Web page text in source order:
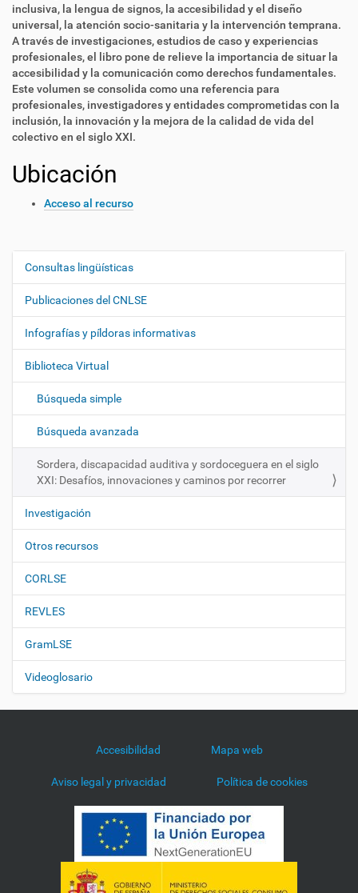
inclusiva, la lengua de signos, la accesibilidad y el diseño
universal, la atención socio-sanitaria y la intervención temprana.
A través de investigaciones, estudios de caso y experiencias
profesionales, el libro pone de relieve la importancia de situar la
accesibilidad y la comunicación como derechos fundamentales.
Este volumen se consolida como una referencia para
profesionales, investigadores y entidades comprometidas con la
inclusión, la innovación y la mejora de la calidad de vida del
colectivo en el siglo XXI.
Ubicación
Acceso al recurso
N
e
g
a
i
n
Consultas lingüísticas
Publicaciones del CNLSE
Infografías y píldoras informativas
Biblioteca Virtual
Búsqueda simple
Búsqueda avanzada
Sordera, discapacidad auditiva y sordoceguera en el siglo
XXI: Desafíos, innovaciones y caminos por recorrer
Investigación
Otros recursos
CORLSE
REVLES
GramLSE
Videoglosario
Accesibilidad Mapa web
Aviso legal y privacidad Política de cookies